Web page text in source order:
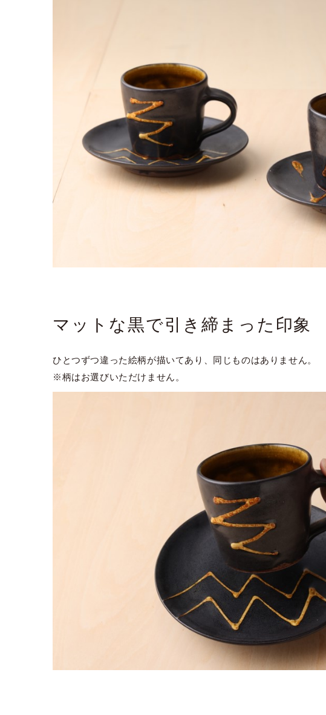
マットな黒で引き締まった印象
ひとつずつ違った絵柄が描いてあり、同じものはありません。
※柄はお選びいただけません。